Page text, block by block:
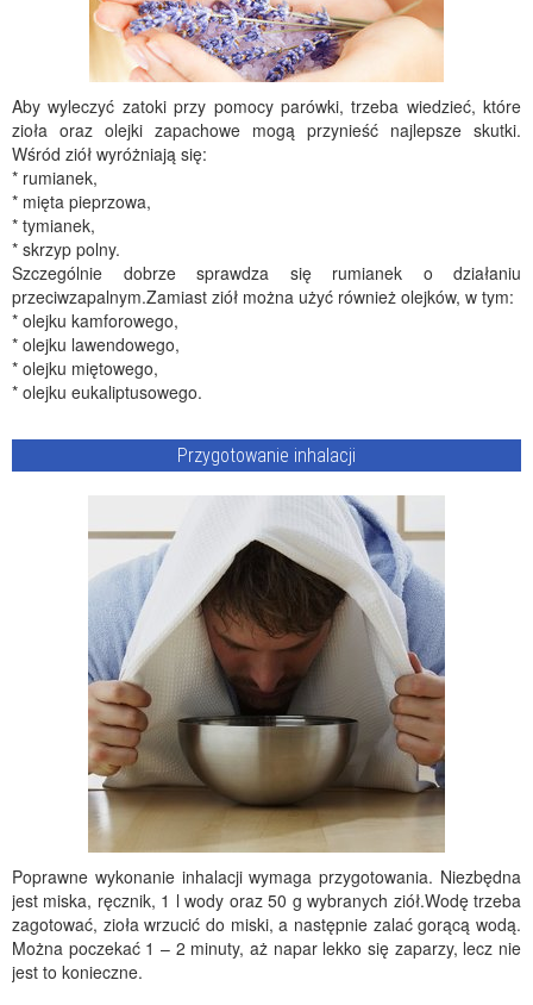
Aby wyleczyć zatoki przy pomocy parówki, trzeba wiedzieć, które
zioła oraz olejki zapachowe mogą przynieść najlepsze skutki.
Wśród ziół wyróżniają się:
* rumianek,
* mięta pieprzowa,
* tymianek,
* skrzyp polny.
Szczególnie dobrze sprawdza się rumianek o działaniu
przeciwzapalnym.Zamiast ziół można użyć również olejków, w tym:
* olejku kamforowego,
* olejku lawendowego,
* olejku miętowego,
* olejku eukaliptusowego.
Przygotowanie inhalacji
Poprawne wykonanie inhalacji wymaga przygotowania. Niezbędna
jest miska, ręcznik, 1 l wody oraz 50 g wybranych ziół.Wodę trzeba
zagotować, zioła wrzucić do miski, a następnie zalać gorącą wodą.
Można poczekać 1 – 2 minuty, aż napar lekko się zaparzy, lecz nie
jest to konieczne.